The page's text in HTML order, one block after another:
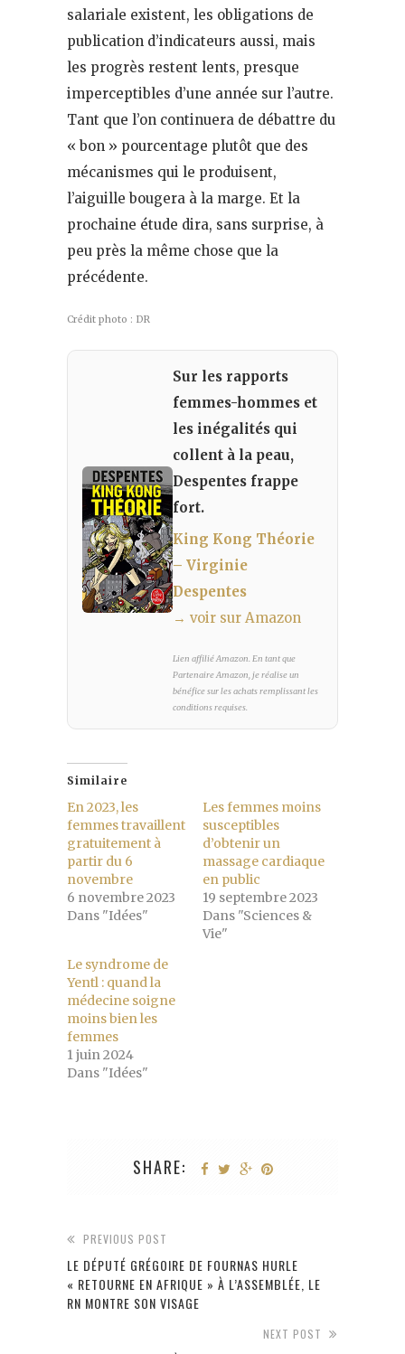
salariale existent, les obligations de
publication d’indicateurs aussi, mais
les progrès restent lents, presque
imperceptibles d’une année sur l’autre.
Tant que l’on continuera de débattre du
« bon » pourcentage plutôt que des
mécanismes qui le produisent,
l’aiguille bougera à la marge. Et la
prochaine étude dira, sans surprise, à
peu près la même chose que la
précédente.
Crédit photo : DR
Sur les rapports
femmes-hommes et
les inégalités qui
collent à la peau,
Despentes frappe
fort.
King Kong Théorie
– Virginie
Despentes
→ voir sur Amazon
Lien affilié Amazon. En tant que
Partenaire Amazon, je réalise un
bénéfice sur les achats remplissant les
conditions requises.
Similaire
En 2023, les
femmes travaillent
gratuitement à
partir du 6
novembre
6 novembre 2023
Dans "Idées"
Les femmes moins
susceptibles
d’obtenir un
massage cardiaque
en public
19 septembre 2023
Dans "Sciences &
Vie"
Le syndrome de
Yentl : quand la
médecine soigne
moins bien les
femmes
1 juin 2024
Dans "Idées"
SHARE:
PREVIOUS POST
LE DÉPUTÉ GRÉGOIRE DE FOURNAS HURLE
« RETOURNE EN AFRIQUE » À L’ASSEMBLÉE, LE
RN MONTRE SON VISAGE
NEXT POST